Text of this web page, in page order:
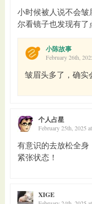
小时候被人说不会
尔看镜子也发现有了
小陈故事
February 26th,
皱眉头多了，确
个人占星
February 25th, 2025
有意识的去放松全
紧张状态！
XIGE